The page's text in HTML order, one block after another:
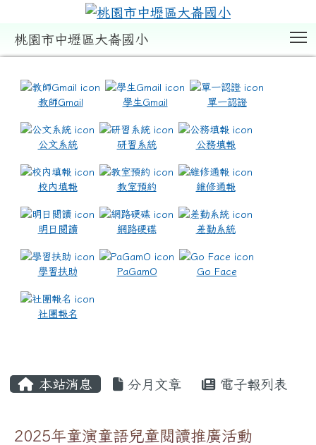
桃園市中壢區大崙國小
教師Gmail 學生Gmail 單一認證
公文系統 研習系統 公務填報
校內填報 教室預約 維修通報
明日閱讀 網路硬碟 差勤系統
學習扶助 PaGamO Go Face
社團報名
本站消息 分月文章 電子報列表
2025年童演童語兒童閱讀推廣活動